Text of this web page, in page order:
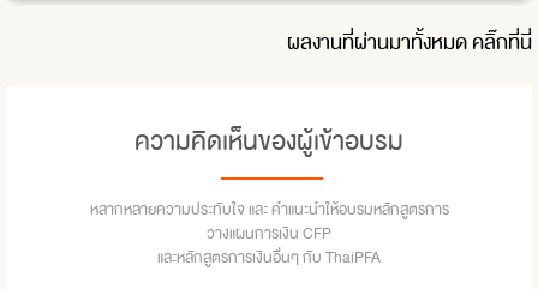
ผลงานที่ผ่านมาทั้งหมดคลิ๊กที่นี่
ความคิดเห็นของผู้เข้าอบรม
หลากหลายความประทับใจ และ คำแนะนำให้อบรมหลักสูตรการ
วางแผนการเงิน CFP
และหลักสูตรการเงินอื่นๆ กับ ThaiPFA